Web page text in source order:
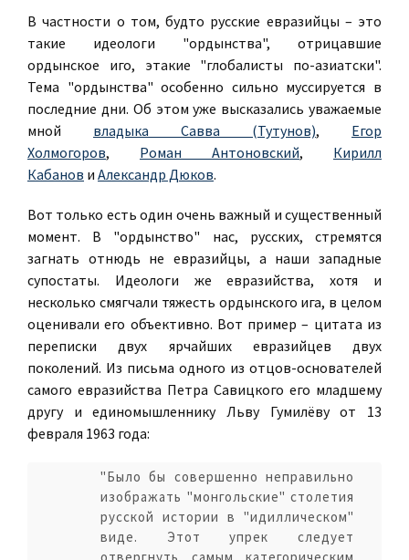
В частности о том, будто русские евразийцы – это
такие идеологи "ордынства", отрицавшие
ордынское иго, этакие "глобалисты по-азиатски".
Тема "ордынства" особенно сильно муссируется в
последние дни. Об этом уже высказались уважаемые
мной владыка Савва (Тутунов), Егор
Холмогоров, Роман Антоновский, Кирилл
Кабанов и Александр Дюков.
Вот только есть один очень важный и существенный
момент. В "ордынство" нас, русских, стремятся
загнать отнюдь не евразийцы, а наши западные
супостаты. Идеологи же евразийства, хотя и
несколько смягчали тяжесть ордынского ига, в целом
оценивали его объективно. Вот пример – цитата из
переписки двух ярчайших евразийцев двух
поколений. Из письма одного из отцов-основателей
самого евразийства Петра Савицкого его младшему
другу и единомышленнику Льву Гумилёву от 13
февраля 1963 года:
"Было бы совершенно неправильно
изображать "монгольские" столетия
русской истории в "идиллическом"
виде. Этот упрек следует
отвергнуть самым категорическим